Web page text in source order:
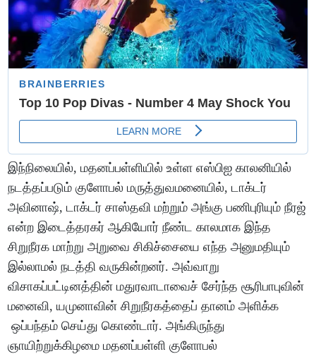
இந்நிலையில், மதனப்பள்ளியில் உள்ள எஸ்பிஐ காலனியில்
நடத்தப்படும் குளோபல் மருத்துவமனையில், டாக்டர்
அவினாஷ், டாக்டர் சாஸ்தவி மற்றும் அங்கு பணிபுரியும் நீரஜ்
என்ற இடைத்தரகர் ஆகியோர் நீண்ட காலமாக இந்த
சிறுநீரக மாற்று அறுவை சிகிச்சையை எந்த அனுமதியும்
இல்லாமல் நடத்தி வருகின்றனர். அவ்வாறு
விசாகப்பட்டினத்தின் மதுரவாடாவைச் சேர்ந்த சூரிபாபுவின்
மனைவி, யமுனாவின் சிறுநீரகத்தைப் தானம் அளிக்க
ஒப்பந்தம் செய்து கொண்டார். அங்கிருந்து
ஞாயிற்றுக்கிழமை மதனப்பள்ளி குளோபல்